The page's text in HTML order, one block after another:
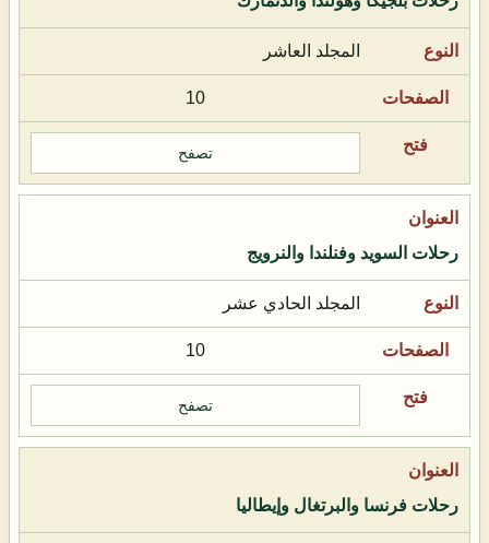
المجلد العاشر
10
تصفح
رحلات السويد وفنلندا والنرويج
المجلد الحادي عشر
10
تصفح
رحلات فرنسا والبرتغال وإيطاليا